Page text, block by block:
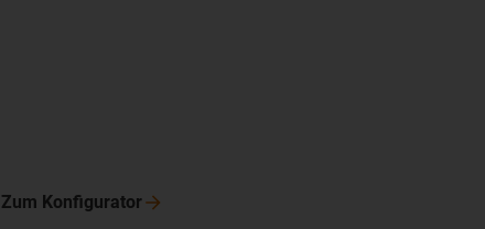
Zum Konfigurator